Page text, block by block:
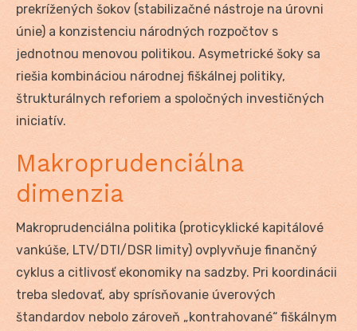
prekrížených šokov (stabilizačné nástroje na úrovni
únie) a konzistenciu národných rozpočtov s
jednotnou menovou politikou. Asymetrické šoky sa
riešia kombináciou národnej fiškálnej politiky,
štrukturálnych reforiem a spoločných investičných
iniciatív.
Makroprudenciálna
dimenzia
Makroprudenciálna politika (proticyklické kapitálové
vankúše, LTV/DTI/DSR limity) ovplyvňuje finančný
cyklus a citlivosť ekonomiky na sadzby. Pri koordinácii
treba sledovať, aby sprísňovanie úverových
štandardov nebolo zároveň „kontrahované“ fiškálnym